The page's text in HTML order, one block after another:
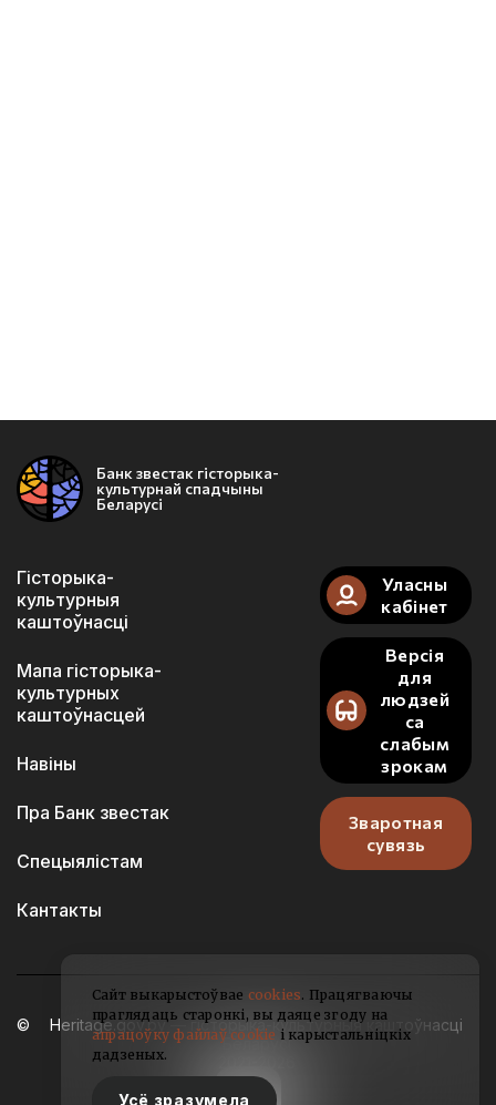
Банк звестак гісторыка-
культурнай спадчыны
Беларусі
Гісторыка-
культурныя
каштоўнасці
Мапа гісторыка-
культурных
каштоўнасцей
Навіны
Пра Банк звестак
Спецыялістам
Кантакты
Уласны
кабінет
Версія
для
людзей
са
слабым
зрокам
Зваротная
сувязь
Heritage.gov.by — гісторыка-культурныя каштоўнасці
Беларусі
Сайт выкарыстоўвае cookies. Працягваючы
праглядаць старонкі, вы даяце згоду на
апрацоўку файлаў cookie і карыстальніцкіх
дадзеных.
Усё зразумела